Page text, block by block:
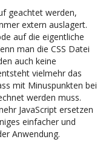
geachtet werden,
extern auslagert.
auf die eigentliche
man die CSS Datei
auch keine
vielmehr das
mit Minuspunkten bei
werden muss.
JavaScript ersetzen
einfacher und
Anwendung.